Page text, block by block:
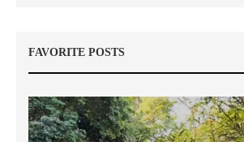
FAVORITE POSTS